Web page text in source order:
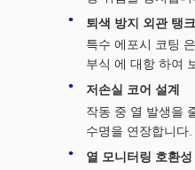
퇴색 방지 외관 탱
특수 에포시 코팅
부식 에 대항 하여
저손실 코어 설계
작동 중 열 발생을
수명을 연장합니다.
열 모니터링 호환성